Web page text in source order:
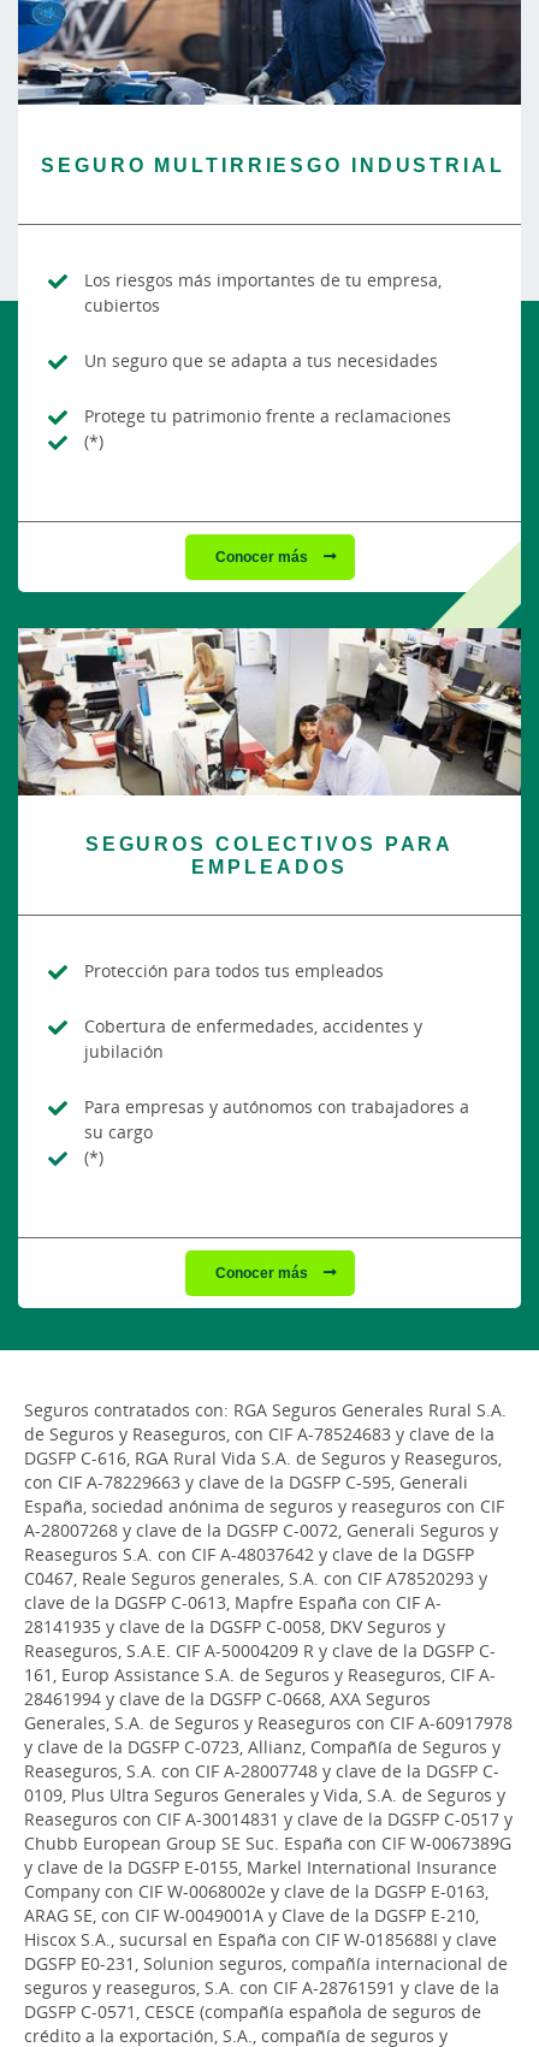
SEGURO MULTIRRIESGO INDUSTRIAL
Los riesgos más importantes de tu empresa,
cubiertos
Un seguro que se adapta a tus necesidades
Protege tu patrimonio frente a reclamaciones
(*)
Conocer más
SEGUROS COLECTIVOS PARA
EMPLEADOS
Protección para todos tus empleados
Cobertura de enfermedades, accidentes y
jubilación
Para empresas y autónomos con trabajadores a
su cargo
(*)
Conocer más
Seguros contratados con: RGA Seguros Generales Rural S.A.
de Seguros y Reaseguros, con CIF A-78524683 y clave de la
DGSFP C-616, RGA Rural Vida S.A. de Seguros y Reaseguros,
con CIF A-78229663 y clave de la DGSFP C-595, Generali
España, sociedad anónima de seguros y reaseguros con CIF
A-28007268 y clave de la DGSFP C-0072, Generali Seguros y
Reaseguros S.A. con CIF A-48037642 y clave de la DGSFP
C0467, Reale Seguros generales, S.A. con CIF A78520293 y
clave de la DGSFP C-0613, Mapfre España con CIF A-
28141935 y clave de la DGSFP C-0058, DKV Seguros y
Reaseguros, S.A.E. CIF A-50004209 R y clave de la DGSFP C-
161, Europ Assistance S.A. de Seguros y Reaseguros, CIF A-
28461994 y clave de la DGSFP C-0668, AXA Seguros
Generales, S.A. de Seguros y Reaseguros con CIF A-60917978
y clave de la DGSFP C-0723, Allianz, Compañía de Seguros y
Reaseguros, S.A. con CIF A-28007748 y clave de la DGSFP C-
0109, Plus Ultra Seguros Generales y Vida, S.A. de Seguros y
Reaseguros con CIF A-30014831 y clave de la DGSFP C-0517 y
Chubb European Group SE Suc. España con CIF W-0067389G
y clave de la DGSFP E-0155, Markel International Insurance
Company con CIF W-0068002e y clave de la DGSFP E-0163,
ARAG SE, con CIF W-0049001A y Clave de la DGSFP E-210,
Hiscox S.A., sucursal en España con CIF W-0185688I y clave
DGSFP E0-231, Solunion seguros, compañía internacional de
seguros y reaseguros, S.A. con CIF A-28761591 y clave de la
DGSFP C-0571, CESCE (compañía española de seguros de
crédito a la exportación, S.A., compañía de seguros y